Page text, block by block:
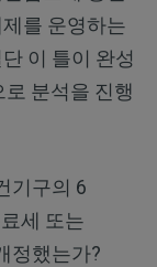
를 운영하는
이 틀이 완성
분석을 진행
기구의 6
세 또는
정했는가?